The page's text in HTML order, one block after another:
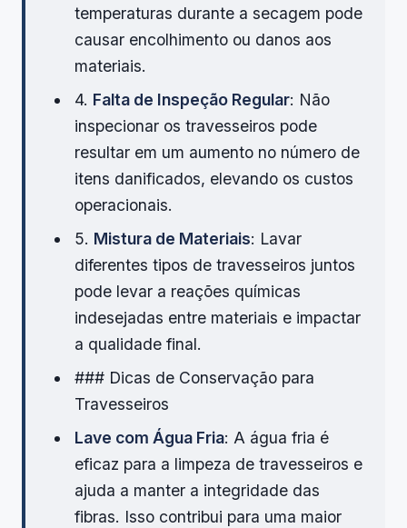
temperaturas durante a secagem pode
causar encolhimento ou danos aos
materiais.
4. Falta de Inspeção Regular: Não
inspecionar os travesseiros pode
resultar em um aumento no número de
itens danificados, elevando os custos
operacionais.
5. Mistura de Materiais: Lavar
diferentes tipos de travesseiros juntos
pode levar a reações químicas
indesejadas entre materiais e impactar
a qualidade final.
### Dicas de Conservação para
Travesseiros
Lave com Água Fria: A água fria é
eficaz para a limpeza de travesseiros e
ajuda a manter a integridade das
fibras. Isso contribui para uma maior